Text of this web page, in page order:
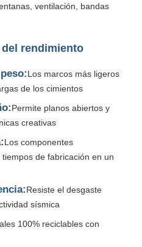
de acero
de acero
ventilación, bandas
rendimiento
Los marcos más ligeros
de los cimientos
Permite planos abiertos y
creativas
Los componentes
de fabricación en un
Resiste el desgaste
sísmica
100% reciclables con